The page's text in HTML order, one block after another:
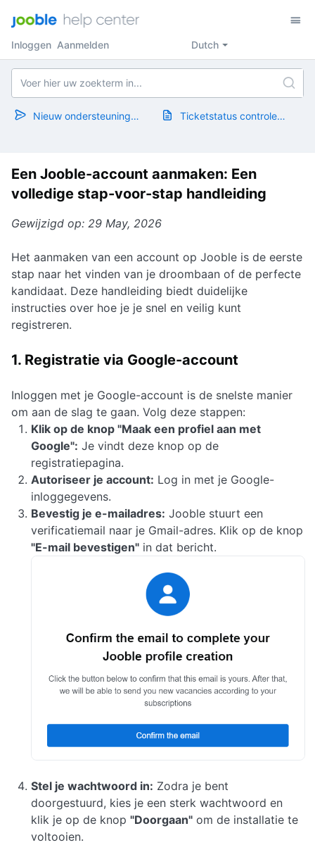
Dutch
Inloggen Aanmelden
Nieuw ondersteuningsticket Ticketstatus controleren
Een Jooble-account aanmaken: Een
volledige stap-voor-stap handleiding
Gewijzigd op: 29 May, 2026
Het aanmaken van een account op Jooble is de eerste
stap naar het vinden van je droombaan of de perfecte
kandidaat. Deze handleiding biedt duidelijke
instructies over hoe je je snel en veilig kunt
registreren.
1. Registratie via Google-account
Inloggen met je Google-account is de snelste manier
om aan de slag te gaan. Volg deze stappen:
Klik op de knop "Maak een profiel aan met
Google": Je vindt deze knop op de
registratiepagina.
Autoriseer je account: Log in met je Google-
inloggegevens.
Bevestig je e-mailadres: Jooble stuurt een
verificatiemail naar je Gmail-adres. Klik op de knop
"E-mail bevestigen" in dat bericht.
Stel je wachtwoord in: Zodra je bent
doorgestuurd, kies je een sterk wachtwoord en
klik je op de knop "Doorgaan" om de installatie te
voltooien.